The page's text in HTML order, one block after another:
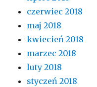
czerwiec 2018
maj 2018
kwiecień 2018
marzec 2018
luty 2018
styczeń 2018